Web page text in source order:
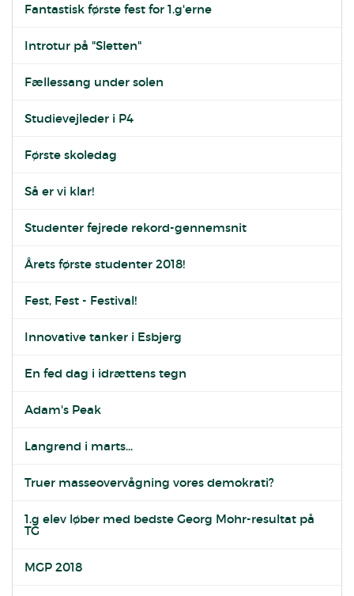
Fantastisk første fest for 1.g'erne
Introtur på "Sletten"
Fællessang under solen
Studievejleder i P4
Første skoledag
Så er vi klar!
Studenter fejrede rekord-gennemsnit
Årets første studenter 2018!
Fest, Fest - Festival!
Innovative tanker i Esbjerg
En fed dag i idrættens tegn
Adam's Peak
Langrend i marts...
Truer masseovervågning vores demokrati?
1.g elev løber med bedste Georg Mohr-resultat på
TG
MGP 2018